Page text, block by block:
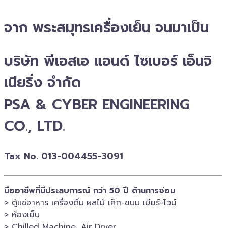
จาก พระสมุทรเครื่องเย็น จนมาเป็น
บริษัท พีเอสเอ แอนด์ ไซเบอร์ เอ็นจิ
เนียริ่ง จำกัด
PSA & CYBER ENGINEERING
CO., LTD.
Tax No. 013-004455-3091
มืออาชีพที่มีประสบการณ์ กว่า 50 ปี ด้านการซ่อม
> ตู้แช่อาหาร เครื่องดื่ม ผลไม้ เค๊ก-ขนม เบียร์-ไวน์​
> ห้องเย็น